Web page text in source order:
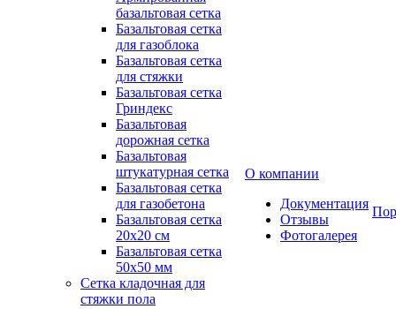
базальтовая сетка
Базальтовая сетка
для газоблока
Базальтовая сетка
для стяжки
Базальтовая сетка
Гриндекс
Базальтовая
дорожная сетка
Базальтовая
штукатурная сетка
Базальтовая сетка
для газобетона
Базальтовая сетка
20x20 см
Базальтовая сетка
50x50 мм
Сетка кладочная для
стяжки пола
О компании
Документация
Отзывы
Фотогалерея